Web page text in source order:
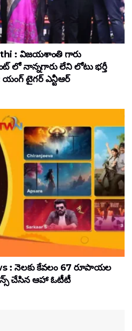
: విజయశాంతి గారు
లో నాన్నగారు లేని లోటు భర్తీ
టైగర్ ఎన్టీఆర్
: నెలకు కేవలం 67 రూపాయల
చేసిన ఆహా ఓటీటీ